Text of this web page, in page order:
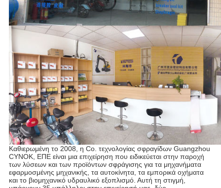
Καθιερωμένη το 2008, η Co. τεχνολογίας σφραγίδων Guangzhou
CYNOK, ΕΠΕ είναι μια επιχείρηση που ειδικεύεται στην παροχή
των λύσεων και των προϊόντων σφράγισης για τα μηχανήματα
εφαρμοσμένης μηχανικής, τα αυτοκίνητα, τα εμπορικά οχήματα
και το βιομηχανικό υδραυλικό εξοπλισμό. Αυτή τη στιγμή,